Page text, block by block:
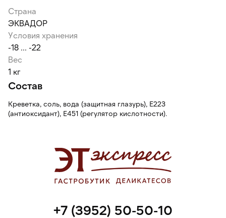
Страна
ЭКВАДОР
Условия хранения
-18 ... -22
Вес
1 кг
Состав
Креветка, соль, вода (защитная глазурь), Е223
(антиоксидант), Е451 (регулятор кислотности).
+7 (3952) 50-50-10